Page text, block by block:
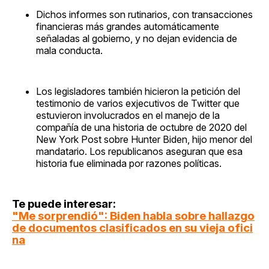
Dichos informes son rutinarios, con transacciones
financieras más grandes automáticamente
señaladas al gobierno, y no dejan evidencia de
mala conducta.
Los legisladores también hicieron la petición del
testimonio de varios exjecutivos de Twitter que
estuvieron involucrados en el manejo de la
compañía de una historia de octubre de 2020 del
New York Post sobre Hunter Biden, hijo menor del
mandatario. Los republicanos aseguran que esa
historia fue eliminada por razones políticas.
Te puede interesar:
"Me sorprendió": Biden habla sobre hallazgo
de documentos clasificados en su vieja ofici
na